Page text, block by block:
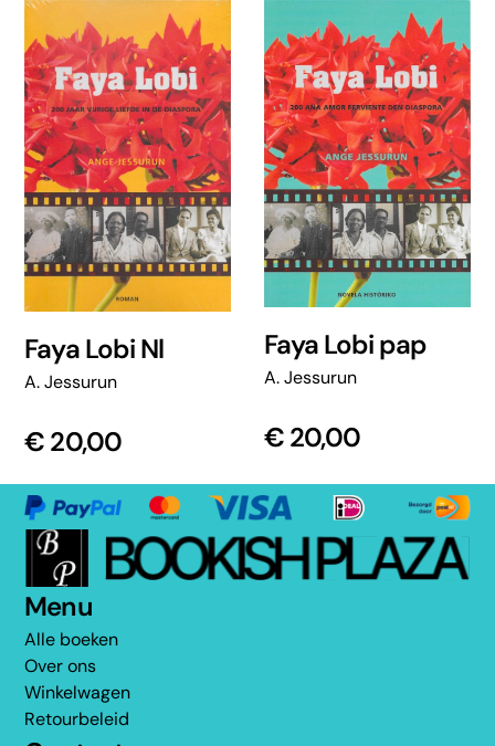
Faya Lobi Nl
A. Jessurun
€20,00
Faya Lobi pap
A. Jessurun
€20,00
Menu
Alle boeken
Over ons
Winkelwagen
Retourbeleid